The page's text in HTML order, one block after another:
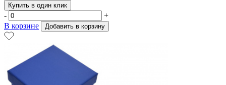
Купить в один клик
-
+
В корзине
Добавить в корзину